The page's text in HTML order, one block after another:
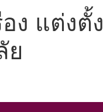
ง แต่งตั้ง
ย